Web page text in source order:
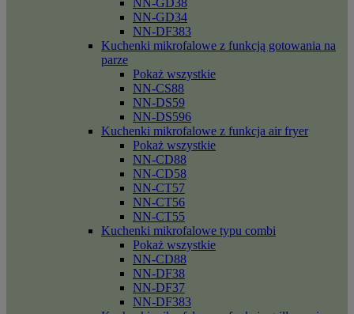
NN-GD38
NN-GD34
NN-DF383
Kuchenki mikrofalowe z funkcją gotowania na
parze
Pokaż wszystkie
NN-CS88
NN-DS59
NN-DS596
Kuchenki mikrofalowe z funkcja air fryer
Pokaż wszystkie
NN-CD88
NN-CD58
NN-CT57
NN-CT56
NN-CT55
Kuchenki mikrofalowe typu combi
Pokaż wszystkie
NN-CD88
NN-DF38
NN-DF37
NN-DF383